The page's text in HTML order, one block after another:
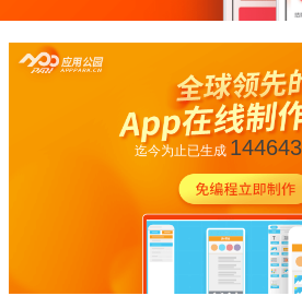
迄今为止已生成